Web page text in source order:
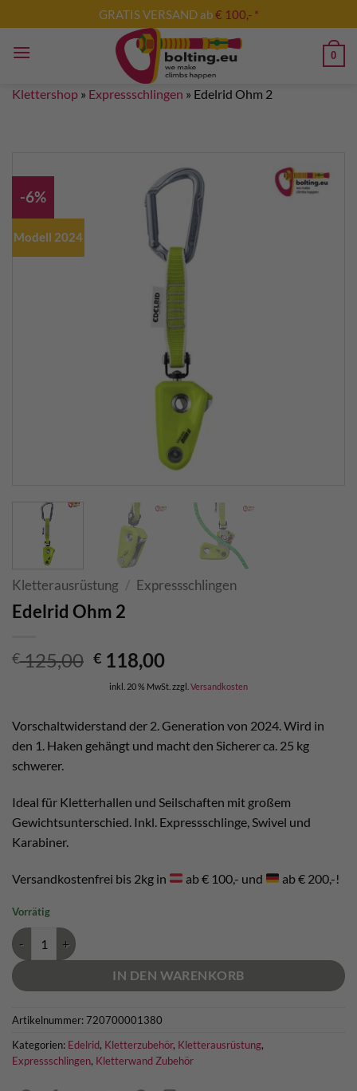
Inhalt
springen
GRATIS VERSAND ab€ 100,- *
0
Klettershop » Expressschlingen » Edelrid Ohm 2
-6%
Modell 2024
Kletterausrüstung / Expressschlingen
Edelrid Ohm 2
€125,00 Ursprünglicher
Preis
war:
€ 125,00
€ 118,00Aktueller
Preis
ist:
€ 118,00.
inkl. 20 % MwSt. zzgl. Versandkosten
Vorschaltwiderstand der 2. Generation von 2024. Wird in
den 1. Haken gehängt und macht den Sicherer ca. 25 kg
schwerer.
Ideal für Kletterhallen und Seilschaften mit großem
Gewichtsunterschied. Inkl. Expressschlinge, Swivel und
Karabiner.
Versandkostenfrei bis 2kg in ab € 100,- und ab € 200,-!
Vorrätig
Edelrid Ohm 2 Menge
IN DEN WARENKORB
Artikelnummer:720700001380
Kategorien: Edelrid, Kletterzubehör, Kletterausrüstung,
Expressschlingen, Kletterwand Zubehör